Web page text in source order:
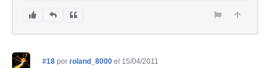
#18 por roland_8000 el 15/04/2011